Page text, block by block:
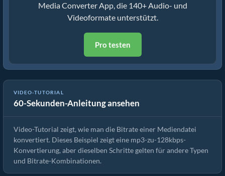
Media Converter App, die 140+ Audio- und
Videoformate unterstützt.
Pro testen
VIDEO-TUTORIAL
60-Sekunden-Anleitung ansehen
Mediendatei-Bitrate konvertieren
Video-Tutorial zeigt, wie man die Bitrate einer Mediendatei
konvertiert. Dieses Beispiel zeigt eine mp3-zu-128kbps-
Konvertierung, aber dieselben Schritte gelten für andere Typen
und Bitrate-Kombinationen.